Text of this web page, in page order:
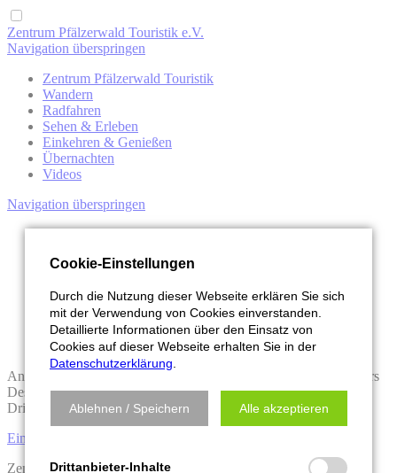
Zentrum Pfälzerwald Touristik e.V.
Navigation überspringen
Zentrum Pfälzerwald Touristik
Wandern
Radfahren
Sehen & Erleben
Einkehren & Genießen
Übernachten
Videos
Navigation überspringen
Broschüren
News
Events
MTB-Park
Videos
An dieser Stelle möchten wir Ihnen eine Funktion unseres Partners
Deskline anbieten. Hierzu müssen Sie Ihre Einstellungen für
Drittanbieter-Inhalte ändern.
Einstellungen ändern
Cookie-Einstellungen
Durch die Nutzung dieser Webseite erklären Sie sich
mit der Verwendung von Cookies einverstanden.
Detaillierte Informationen über den Einsatz von
Cookies auf dieser Webseite erhalten Sie in der
Datenschutzerklärung
Ablehnen / Speichern Alle akzeptieren
Drittanbieter-Inhalte
Zentrum Pfälzerwald Touristik e.V.